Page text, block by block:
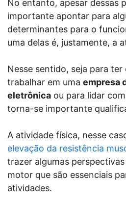
No entanto, apesar dessas
importante apontar para
determinantes para o
uma delas é, justamente, a
Nesse sentido, seja para ter
trabalhar em uma empresa
eletrônica ou para lidar
torna-se importante
A atividade física, nesse
elevação da resistência
trazer algumas
motor que são essenciais
atividades.